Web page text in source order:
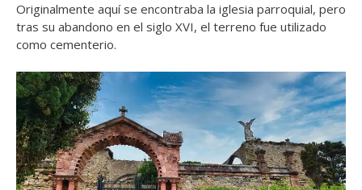
Originalmente aquí se encontraba la iglesia parroquial, pero
tras su abandono en el siglo XVI, el terreno fue utilizado
como cementerio.